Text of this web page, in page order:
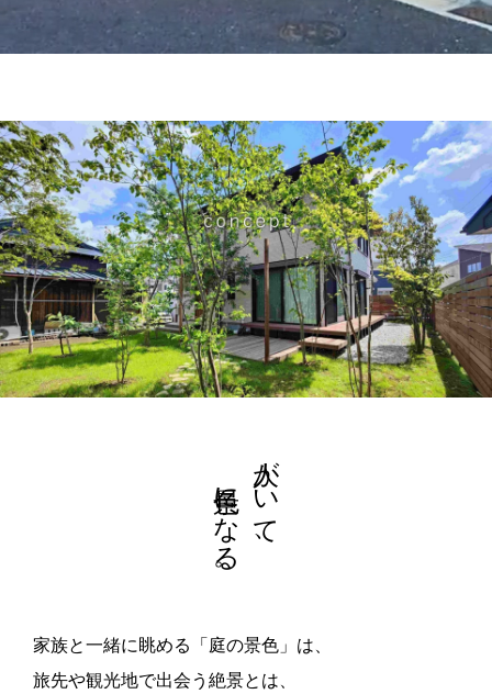
人がいて、
景色になる。
家族と一緒に眺める「庭の景色」は、
旅先や観光地で出会う絶景とは、